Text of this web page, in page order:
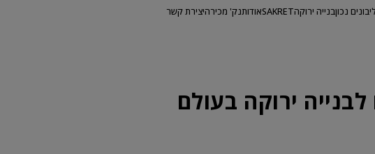
בונים נכוןבנייה ירוקהSAKRETאודותנק' מכירהיצירת קשר
ירוקה בעולם